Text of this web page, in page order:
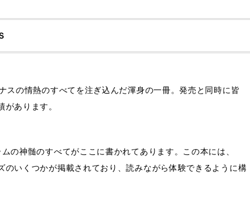
の情熱のすべてを注ぎ込んだ渾身の一冊。発売と同時に皆
あります。
神髄のすべてがここに書かれてあります。この本には、
のいくつかが掲載されており、読みながら体験できるように構